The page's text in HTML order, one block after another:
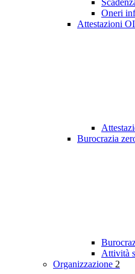
Oneri
Attestazioni
Burocrazia
Attività
Organizzazione 2